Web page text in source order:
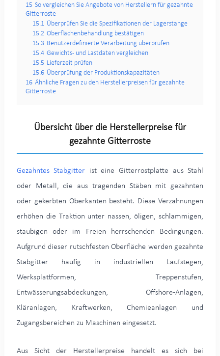
15 So vergleichen Sie Angebote von Herstellern für gezahnte
Gitterroste
15.1 Überprüfen Sie die Spezifikationen der Lagerstange
15.2 Oberflächenbehandlung bestätigen
15.3 Benutzerdefinierte Verarbeitung überprüfen
15.4 Gewichts- und Lastdaten vergleichen
15.5 Lieferzeit prüfen
15.6 Überprüfung der Produktionskapazitäten
16 Ähnliche Fragen zu den Herstellerpreisen für gezahnte
Gitterroste
Übersicht über die Herstellerpreise für
gezahnte Gitterroste
Gezahntes Stabgitter ist eine Gitterrostplatte aus Stahl
oder Metall, die aus tragenden Stäben mit gezahnten
oder gekerbten Oberkanten besteht. Diese Verzahnungen
erhöhen die Traktion unter nassen, öligen, schlammigen,
staubigen oder im Freien herrschenden Bedingungen.
Aufgrund dieser rutschfesten Oberfläche werden gezahnte
Stabgitter häufig in industriellen Laufstegen,
Werksplattformen, Treppenstufen,
Entwässerungsabdeckungen, Offshore-Anlagen,
Kläranlagen, Kraftwerken, Chemieanlagen und
Zugangsbereichen zu Maschinen eingesetzt.
Aus Sicht der Herstellerpreise handelt es sich bei